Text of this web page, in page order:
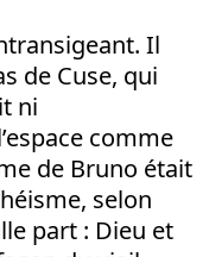
Il
de Cuse, qui
ni
comme
de Bruno était
selon
part : Dieu et